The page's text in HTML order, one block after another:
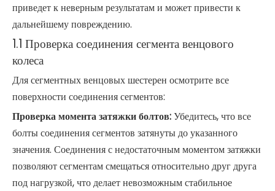
приведет к неверным результатам и может привести к
дальнейшему повреждению.
1.1 Проверка соединения сегмента венцового
колеса
Для сегментных венцовых шестерен осмотрите все
поверхности соединения сегментов:
Проверка момента затяжки болтов:Убедитесь, что все
болты соединения сегментов затянуты до указанного
значения. Соединения с недостаточным моментом затяжки
позволяют сегментам смещаться относительно друг друга
под нагрузкой, что делает невозможным стабильное